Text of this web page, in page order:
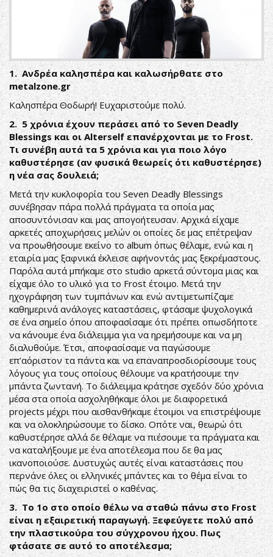
1. Ανδρέα καλησπέρα και καλωσήρθατε στο
metalzone.gr
Καλησπέρα Θοδωρή! Ευχαριστούμε πολύ.
2. 5 χρόνια έχουν περάσει από το Seven Deadly
Blessings και οι Alterself επανέρχονται με το Frost.
Τι συνέβη αυτά τα 5 χρόνια και για ποιο λόγο
καθυστέρησε (αν φυσικά θεωρείς ότι καθυστέρησε)
η νέα σας δουλειά;
Μετά την κυκλοφορία του Seven Deadly Blessings
συνέβησαν πάρα πολλά πράγματα τα οποία μας
αποσυντόνισαν και μας απογοήτευσαν. Αρχικά είχαμε
αρκετές αποχωρήσεις μελών οι οποίες δε μας επέτρεψαν
να προωθήσουμε εκείνο το album όπως θέλαμε, ενώ και η
εταιρία μας ξαφνικά έκλεισε αφήνοντάς μας ξεκρέμαστους.
Παρόλα αυτά μπήκαμε στο studio αρκετά σύντομα μιας και
είχαμε όλο το υλικό για το Frost έτοιμο. Μετά την
ηχογράφηση των τυμπάνων και ενώ αντιμετωπίζαμε
καθημερινά ανάλογες καταστάσεις, φτάσαμε ψυχολογικά
σε ένα σημείο όπου αποφασίσαμε ότι πρέπει οπωσδήποτε
να κάνουμε ένα διάλειμμα για να ηρεμήσουμε και να μη
διαλυθούμε. Έτσι, αποφασίσαμε να παγώσουμε
επ’αόριστον τα πάντα και να επαναπροσδιορίσουμε τους
λόγους για τους οποίους θέλουμε να κρατήσουμε την
μπάντα ζωντανή. Το διάλειμμα κράτησε σχεδόν δύο χρόνια
μέσα στα οποία ασχοληθήκαμε όλοι με διαφορετικά
projects μέχρι που αισθανθήκαμε έτοιμοι να επιστρέψουμε
και να ολοκληρώσουμε το δίσκο. Οπότε ναι, θεωρώ ότι
καθυστέρησε αλλά δε θέλαμε να πιέσουμε τα πράγματα και
να καταλήξουμε με ένα αποτέλεσμα που δε θα μας
ικανοποιούσε. Δυστυχώς αυτές είναι καταστάσεις που
περνάνε όλες οι ελληνικές μπάντες και το θέμα είναι το
πώς θα τις διαχειριστεί ο καθένας.
3. Το 1ο στο οποίο θέλω να σταθώ πάνω στο Frost
είναι η εξαιρετική παραγωγή. Ξεφεύγετε πολύ από
την πλαστικούρα του σύγχρονου ήχου. Πως
φτάσατε σε αυτό το αποτέλεσμα;